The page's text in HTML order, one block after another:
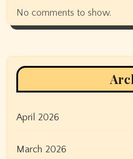
No comments to show.
April 2026
March 2026